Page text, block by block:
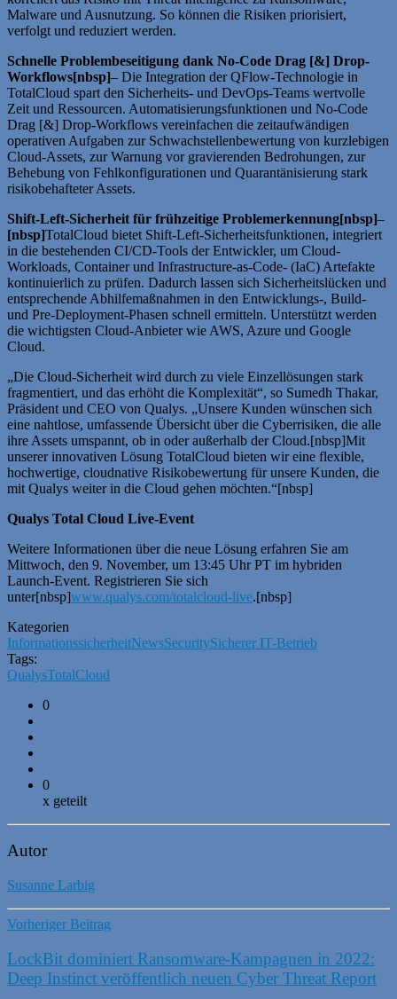
Malware und Ausnutzung. So können die Risiken priorisiert,
verfolgt und reduziert werden.
Schnelle Problembeseitigung dank No-Code Drag [&] Drop-
Workflows[nbsp]– Die Integration der QFlow-Technologie in
TotalCloud spart den Sicherheits- und DevOps-Teams wertvolle
Zeit und Ressourcen. Automatisierungsfunktionen und No-Code
Drag [&] Drop-Workflows vereinfachen die zeitaufwändigen
operativen Aufgaben zur Schwachstellenbewertung von kurzlebigen
Cloud-Assets, zur Warnung vor gravierenden Bedrohungen, zur
Behebung von Fehlkonfigurationen und Quarantänisierung stark
risikobehafteter Assets.
Shift-Left-Sicherheit für frühzeitige Problemerkennung[nbsp]–
[nbsp]TotalCloud bietet Shift-Left-Sicherheitsfunktionen, integriert
in die bestehenden CI/CD-Tools der Entwickler, um Cloud-
Workloads, Container und Infrastructure-as-Code- (IaC) Artefakte
kontinuierlich zu prüfen. Dadurch lassen sich Sicherheitslücken und
entsprechende Abhilfemaßnahmen in den Entwicklungs-, Build-
und Pre-Deployment-Phasen schnell ermitteln. Unterstützt werden
die wichtigsten Cloud-Anbieter wie AWS, Azure und Google
Cloud.
„Die Cloud-Sicherheit wird durch zu viele Einzellösungen stark
fragmentiert, und das erhöht die Komplexität“, so Sumedh Thakar,
Präsident und CEO von Qualys. „Unsere Kunden wünschen sich
eine nahtlose, umfassende Übersicht über die Cyberrisiken, die alle
ihre Assets umspannt, ob in oder außerhalb der Cloud.[nbsp]Mit
unserer innovativen Lösung TotalCloud bieten wir eine flexible,
hochwertige, cloudnative Risikobewertung für unsere Kunden, die
mit Qualys weiter in die Cloud gehen möchten.“[nbsp]
Qualys Total Cloud Live-Event
Weitere Informationen über die neue Lösung erfahren Sie am
Mittwoch, den 9. November, um 13:45 Uhr PT im hybriden
Launch-Event. Registrieren Sie sich
unter[nbsp]www.qualys.com/totalcloud-live.[nbsp]
Kategorien
InformationssicherheitNewsSecuritySicherer IT-Betrieb
Tags:
QualysTotalCloud
0
0
x geteilt
Autor
Susanne Larbig
Vorheriger Beitrag
LockBit dominiert Ransomware-Kampagnen in 2022:
Deep Instinct veröffentlich neuen Cyber Threat Report